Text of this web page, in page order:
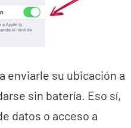
enviarle su ubicación a
sin batería. Eso sí,
datos o acceso a